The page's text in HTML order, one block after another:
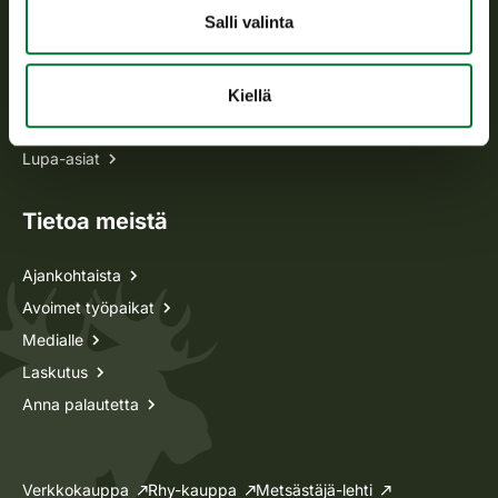
Salli valinta
Kiellä
Oma riista -asiat
Lupa-asiat
Tietoa meistä
Ajankohtaista
Avoimet työpaikat
Medialle
Laskutus
Anna palautetta
Verkkokauppa Rhy-kauppa Metsästäjä-lehti